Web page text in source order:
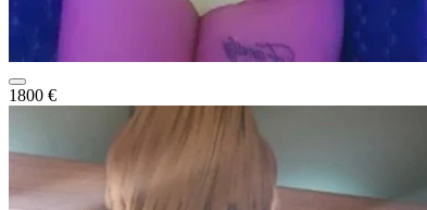
1800 €